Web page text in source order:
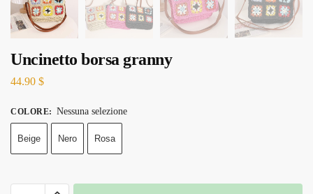
Uncinetto borsa granny
44.90 $
COLORE: Nessuna selezione
Beige Nero Rosa